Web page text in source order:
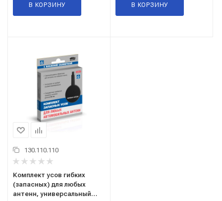
В КОРЗИНУ В КОРЗИНУ
130.110.110
Комплект усов гибких
(запасных) для любых
антенн, универсальный